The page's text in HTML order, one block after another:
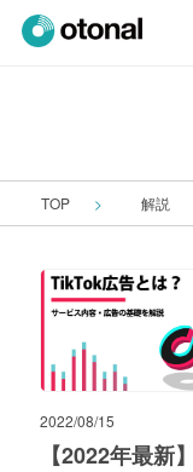
TOP 解説
2022/08/15
【2022年最新